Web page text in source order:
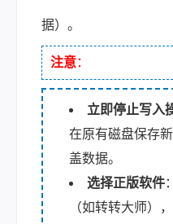
据）。
注意：
立即停止写入
在原有磁盘保存
盖数据。
选择正版软件
（如转转大师）